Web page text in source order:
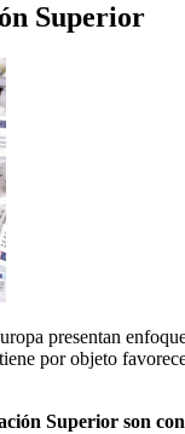
Superior
presentan
por objeto
Superior son